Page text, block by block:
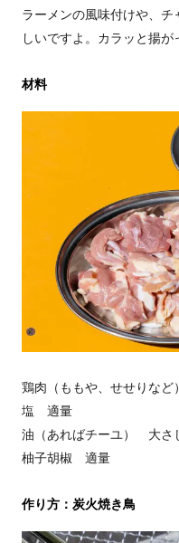
ラーメンの風味付けや、
しいですよ。カラッと揚が
材料
鶏肉（ももや、せせりな
塩 適量
油（あればチーユ） 大さ
柚子胡椒 適量
作り方：炭火焼き鳥